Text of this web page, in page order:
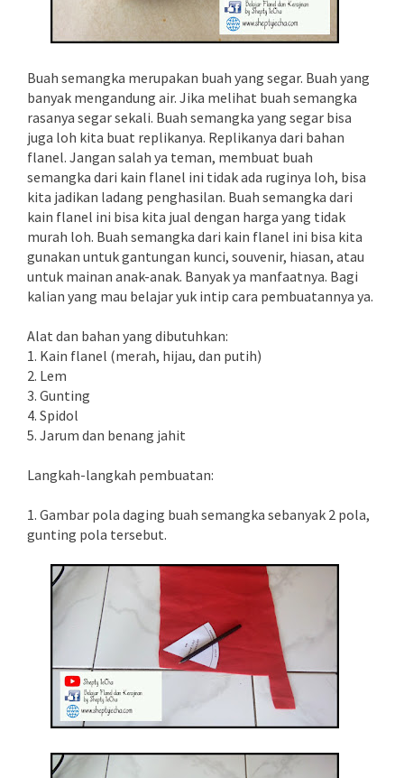
Buah semangka merupakan buah yang segar. Buah yang
banyak mengandung air. Jika melihat buah semangka
rasanya segar sekali. Buah semangka yang segar bisa
juga loh kita buat replikanya. Replikanya dari bahan
flanel. Jangan salah ya teman, membuat buah
semangka dari kain flanel ini tidak ada ruginya loh, bisa
kita jadikan ladang penghasilan. Buah semangka dari
kain flanel ini bisa kita jual dengan harga yang tidak
murah loh. Buah semangka dari kain flanel ini bisa kita
gunakan untuk gantungan kunci, souvenir, hiasan, atau
untuk mainan anak-anak. Banyak ya manfaatnya. Bagi
kalian yang mau belajar yuk intip cara pembuatannya ya.
Alat dan bahan yang dibutuhkan:
1. Kain flanel (merah, hijau, dan putih)
2. Lem
3. Gunting
4. Spidol
5. Jarum dan benang jahit
Langkah-langkah pembuatan:
1. Gambar pola daging buah semangka sebanyak 2 pola,
gunting pola tersebut.